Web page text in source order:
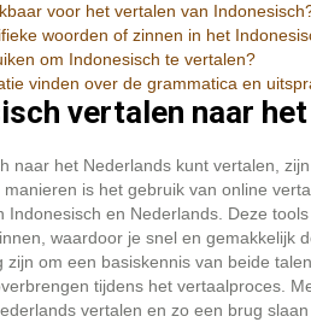
voor het vertalen van
woorden of zinnen in het
om Indonesisch te vertalen?
vinden over de grammatica en
vertalen naar
naar het Nederlands kunt vertalen,
is het gebruik van online
en Nederlands. Deze
waardoor je snel en gemakkelijk
om een basiskennis van beide
tijdens het vertaalproces.
vertalen en zo een brug